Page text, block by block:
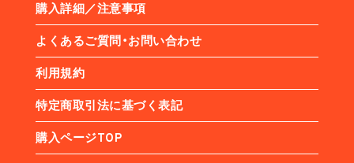
購入詳細／注意事項
よくあるご質問・お問い合わせ
利用規約
特定商取引法に基づく表記
購入ページTOP